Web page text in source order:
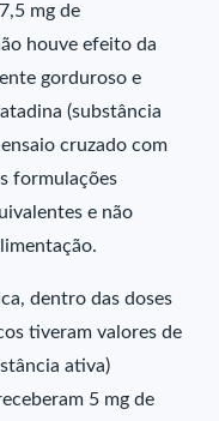
mg de
houve efeito da
gorduroso e
(substância
cruzado com
formulações
e não
dentro das doses
tiveram valores de
ativa)
5 mg de